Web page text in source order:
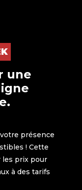
une
présence
! Cette
les prix pour
à des tarifs